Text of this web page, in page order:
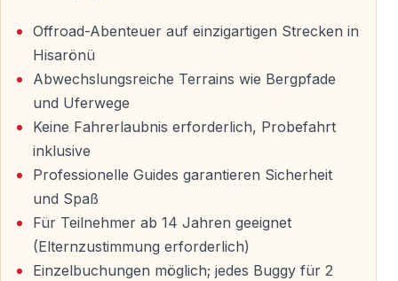
Verfügung — ideal zum Erfrischen nach dem
Abenteuer.
Fotos, Videos und Erinnerungen
Während der Safari werden professionelle Fotos und
Videos aufgenommen — diese können am Ende der
Tour optional erworben werden und halten Ihr Erlebnis
dauerhaft fest.
Offroad-Abenteuer auf einzigartigen Strecken in
Hisarönü
Abwechslungsreiche Terrains wie Bergpfade
und Uferwege
Keine Fahrerlaubnis erforderlich, Probefahrt
inklusive
Professionelle Guides garantieren Sicherheit
und Spaß
Für Teilnehmer ab 14 Jahren geeignet
(Elternzustimmung erforderlich)
Einzelbuchungen möglich; jedes Buggy für 2